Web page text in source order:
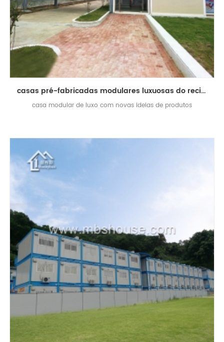
casas pré-fabricadas modulares luxuosas do recipiente para a venda idéias novas do produto 2018
casa modular de luxo com novas ideias de produtos